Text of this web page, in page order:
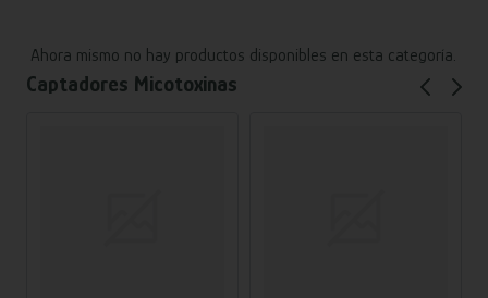
Ahora mismo no hay productos disponibles en esta categoría.
Captadores Micotoxinas